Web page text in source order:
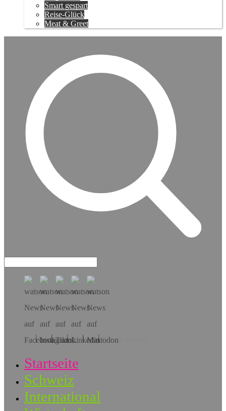
Smart gespart
Reise-Glück
Meat & Greet
Hol dir die App!
Startseite
Schweiz
International